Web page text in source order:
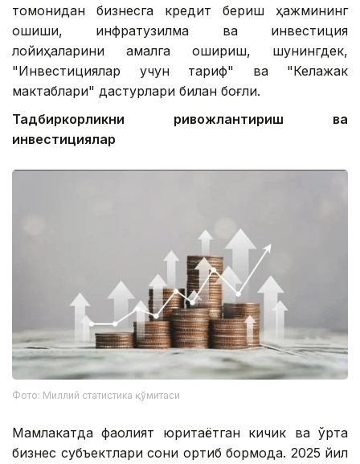
томонидан бизнесга кредит бериш ҳажмининг
ошиши, инфратузилма ва инвестиция
лойиҳаларини амалга ошириш, шунингдек,
"Инвестициялар учун тариф" ва "Келажак
мактаблари" дастурлари билан боғлиқ.
Тадбиркорликни ривожлантириш ва
инвестициялар
Фото: Миллий статистика қўмитаси
Мамлакатда фаолият юритаётган кичик ва ўрта
бизнес субъектлари сони ортиб бормоқда. 2025 йил